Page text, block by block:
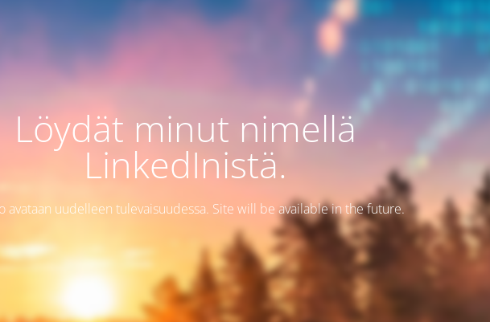
Löydät minut nimellä
LinkedInistä.
avataan uudelleen tulevaisuudessa. Site will be available in the future.